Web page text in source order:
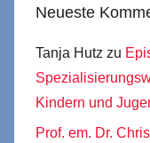
Neueste
Tanja Hutz zu
Kindern und
Prof. em. Dr.